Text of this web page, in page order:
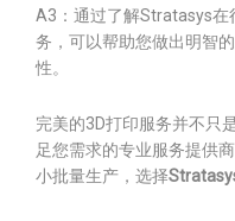
A3：通过了解Stratasys在
务，可以帮助您做出明智
性。
完美的3D打印服务并不只
足您需求的专业服务提供
小批量生产，选择